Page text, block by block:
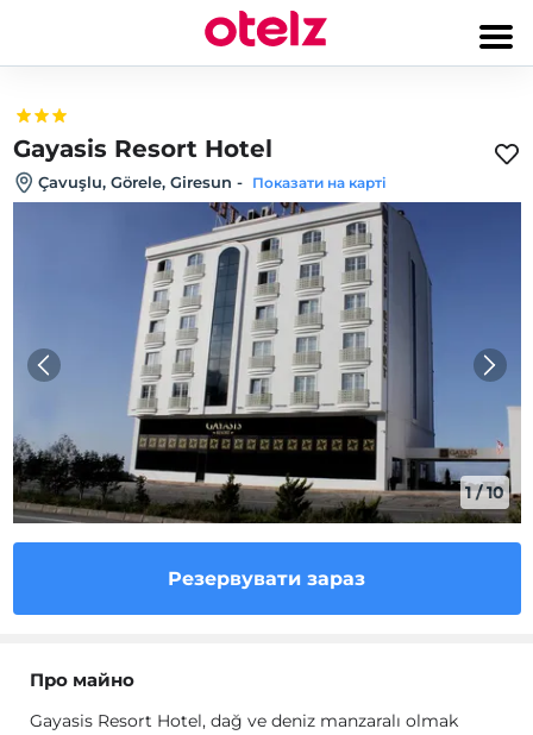
Gayasis Resort Hotel
Çavuşlu, Görele, Giresun - Показати на карті
1/10
Резервувати зараз
Про майно
Gayasis Resort Hotel, dağ ve deniz manzaralı olmak